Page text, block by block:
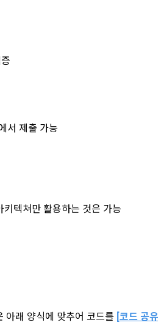
아래 이메일을 인증하여 회원가입 절
니다.
의뢰하거나, 채용 의뢰 서비스 등을 이용
.
나 또는 솔루션을 크라우드소싱하기 위하
진대회 등을 말한다.
이용을 위하여 "회원"이 가입 시 사용한
려는 사람이 아이디를 부여받은 자와 동
선정한 문자와 숫자의 조합 또는 이와 동
, 대표자의 성명, 사업자등록번호, 연락처
의 방법으로 "회원"에게 공지해야 한다.
이용자 간의 권리 및 의무 관계를 규정
하여 개인정보를 수집하고 있으며, 다음
사확인, 고객문의에 대한 응답, 새로운 정
에 따른 요금정산
개인식별, 회원 간의 상호 연락, 구매 및
경우 ‘홈>계정관리 페이지의 하단 마케
청할 수 있습니다.
서 제출 가능
텍쳐만 활용하는 것은 가능
아래 양식에 맞추어 코드를 [코드 공